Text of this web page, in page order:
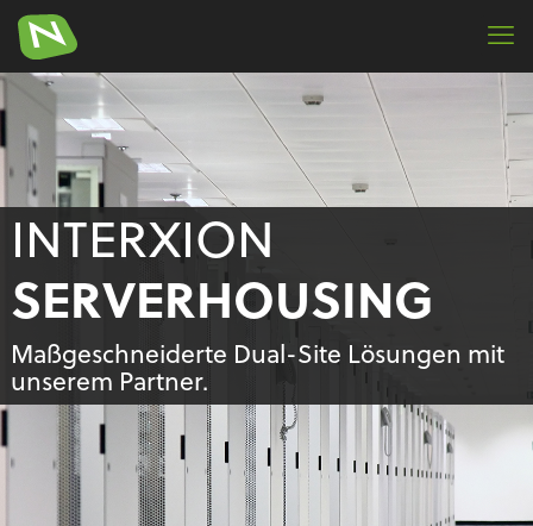
INTERXION
SERVERHOUSING
Maßgeschneiderte Dual-Site Lösungen mit
unserem Partner.